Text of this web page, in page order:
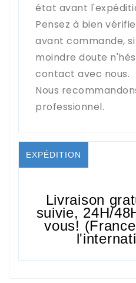
état avant
Pensez à bien
avant commande,
moindre doute
contact avec nous.
Nous
professionnel.
EXPÉDITION
Livraison
suivie, 24H/
vous!